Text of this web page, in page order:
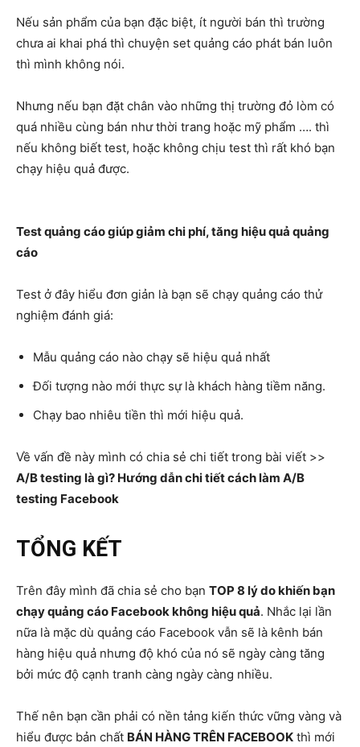
Nếu sản phẩm của bạn đặc biệt, ít người bán thì trường
chưa ai khai phá thì chuyện set quảng cáo phát bán luôn
thì mình không nói.
Nhưng nếu bạn đặt chân vào những thị trường đỏ lòm có
quá nhiều cùng bán như thời trang hoặc mỹ phẩm …. thì
nếu không biết test, hoặc không chịu test thì rất khó bạn
chạy hiệu quả được.
Test quảng cáo giúp giảm chi phí, tăng hiệu quả quảng
cáo
Test ở đây hiểu đơn giản là bạn sẽ chạy quảng cáo thử
nghiệm đánh giá:
Mẫu quảng cáo nào chạy sẽ hiệu quả nhất
Đối tượng nào mới thực sự là khách hàng tiềm năng.
Chạy bao nhiêu tiền thì mới hiệu quả.
Về vấn đề này mình có chia sẻ chi tiết trong bài viết >>
A/B testing là gì? Hướng dẫn chi tiết cách làm A/B
testing Facebook
TỔNG KẾT
Trên đây mình đã chia sẻ cho bạn TOP 8 lý do khiến bạn
chạy quảng cáo Facebook không hiệu quả. Nhắc lại lần
nữa là mặc dù quảng cáo Facebook vẫn sẽ là kênh bán
hàng hiệu quả nhưng độ khó của nó sẽ ngày càng tăng
bởi mức độ cạnh tranh càng ngày càng nhiều.
Thế nên bạn cần phải có nền tảng kiến thức vững vàng và
hiểu được bản chất BÁN HÀNG TRÊN FACEBOOK thì mới